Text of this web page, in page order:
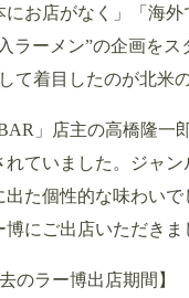
にお店がなく」「海
ラーメン”の企画を
て着目したのが北米
」店主の高橋隆
れていました。ジャ
た個性的な味わい
にご出店いただきま
のラー博出店期間】